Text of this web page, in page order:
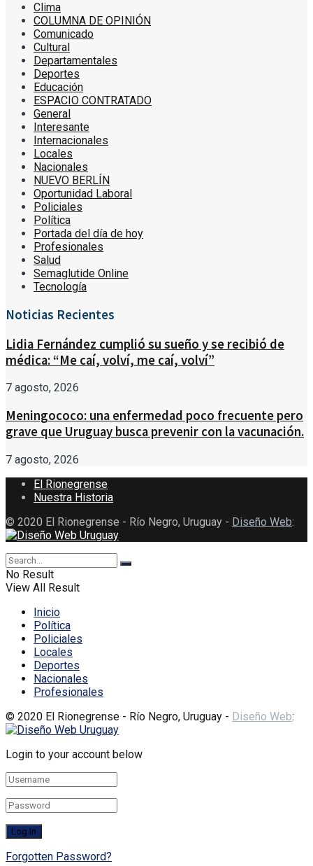
Clima
COLUMNA DE OPINIÓN
Comunicado
Cultural
Departamentales
Deportes
Educación
ESPACIO CONTRATADO
General
Interesante
Internacionales
Locales
Nacionales
NUEVO BERLÍN
Oportunidad Laboral
Policiales
Política
Portada del día de hoy
Profesionales
Salud
Semaglutide Online
Tecnología
Noticias Recientes
Lidia Fernández cumplió su sueño y se recibió de
médica: “Me caí, volví, me caí, volví”
7 agosto, 2026
Meningococo: una enfermedad poco frecuente pero
grave que Uruguay busca prevenir con la vacunación.
7 agosto, 2026
El Rionegrense
Nuestra Historia
© 2020 El Rionegrense - Río Negro, Uruguay - Diseño Web:
No Result
View All Result
Inicio
Política
Policiales
Locales
Deportes
Nacionales
Profesionales
© 2020 El Rionegrense - Río Negro, Uruguay - Diseño Web:
Login to your account below
Forgotten Password?